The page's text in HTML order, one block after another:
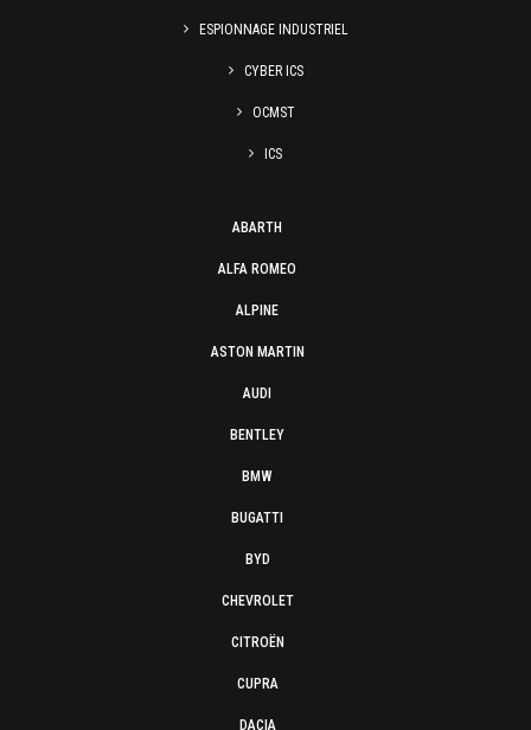
ESPIONNAGE INDUSTRIEL
CYBER ICS
OCMST
ICS
ABARTH
ALFA ROMEO
ALPINE
ASTON MARTIN
AUDI
BENTLEY
BMW
BUGATTI
BYD
CHEVROLET
CITROËN
CUPRA
DACIA